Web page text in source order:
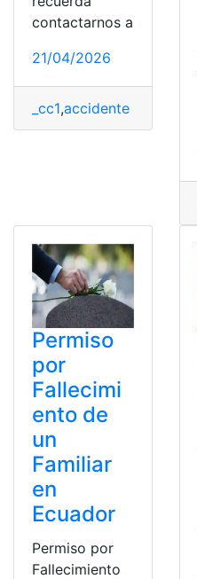
contactarnos a
21/04/2026
_cc1,accidente de trabajo
Permiso
por
Fallecimi
ento de
un
Familiar
en
Ecuador
Permiso por
Fallecimiento